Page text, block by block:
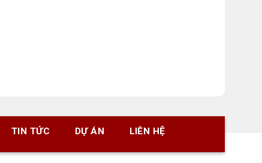
TIN TỨC DỰ ÁN LIÊN HỆ